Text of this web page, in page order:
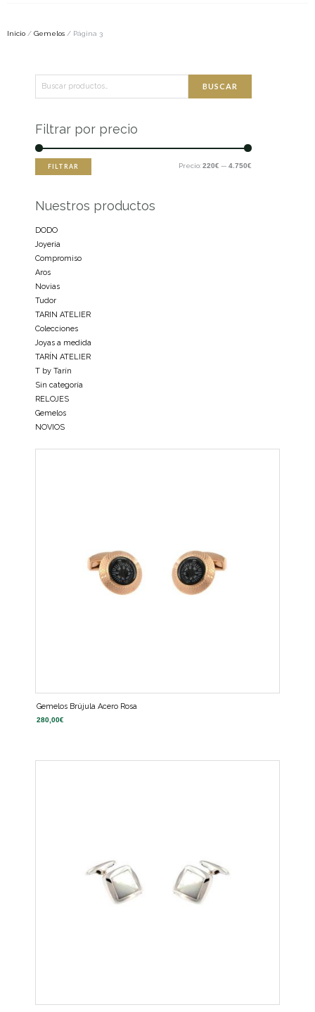
Inicio / Gemelos / Página 3
por:
BUSCAR
Filtrar por precio
FILTRAR Precio: 220€ — 4.750€
Nuestros productos
DODO
Joyeria
Compromiso
Aros
Novias
Tudor
TARIN ATELIER
Colecciones
Joyas a medida
TARÍN ATELIER
T by Tarín
Sin categoría
RELOJES
Gemelos
NOVIOS
Gemelos Brújula Acero Rosa
280,00€